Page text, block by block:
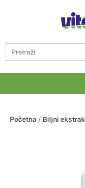
Search
for:
Početna / Biljni